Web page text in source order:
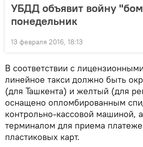
УБДД объявит войну
понедельник
13 февраля 2016, 18:13
В соответствии с
линейное такси должно быть
(для Ташкента) и желтый (для
оснащено опломбированным
контрольно-кассовой машиной,
терминалом для приема
пластиковых карт.